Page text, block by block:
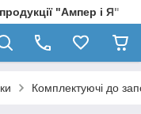
"Ампер і Я"
Комплектуючі до